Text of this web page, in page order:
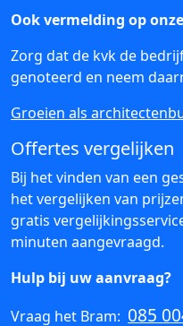
Ook vermelding op
Zorg dat de kvk de
genoteerd en neem
Groeien als
Offertes vergelijken
Bij het vinden van een
het vergelijken van
gratis
minuten aangevraagd.
Hulp bij uw aanvraag?
Vraag het Bram: 085